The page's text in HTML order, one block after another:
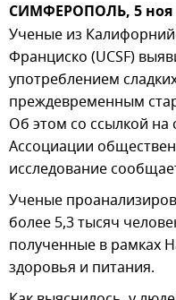
СИМФЕРОПОЛЬ, 5 ноя
Ученые из
Франциско (UCSF)
употреблением
преждевременным
Об этом со ссылкой
Ассоциации
исследование
Ученые
более 5,3 тысяч
полученные в рамках
здоровья и питания.